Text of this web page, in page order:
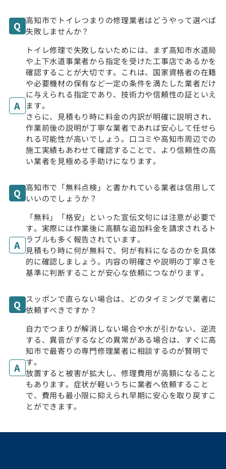
高知市でトイレつまりの修理業者はどうやって選べば
失敗しませんか？
トイレ修理で失敗しないためには、まず高知市水道局
や上下水道事業者から指定を受けた工事店であるかを
確認することが大切です。これは、国家資格者の在籍
や必要機材の保有など一定の条件を満たした業者だけ
に与えられる指定であり、技術力や信頼性の証といえ
ます。
さらに、見積もり時に料金の内訳が明確に説明され、
作業前後の説明が丁寧な業者であれば安心して任せら
れる可能性が高いでしょう。口コミや高知市周辺での
施工実績もあわせて確認することで、より信頼性の高
い業者を見極める手助けになります。
高知市で「無料点検」と書かれている業者は信用して
いいのでしょうか？
「無料」「格安」といった宣伝文句には注意が必要で
す。実際には作業後に高額な追加料金を請求されるト
ラブルも多く報告されています。
見積もり時に何が無料で、何が有料になるのかを具体
的に確認しましょう。内容の明確さや説明の丁寧さを
基準に判断することが安心な依頼につながります。
スッポンで直らない場合は、どのタイミングで業者に
依頼すべきですか？
自力でつまりが解消しない場合や水が引かない、逆流
する、異音がするなどの異常がある場合は、すぐに高
知市で最寄りの専門修理業者に相談するのが賢明で
す。
放置すると被害が拡大し、修理費用が高額になること
もあります。症状が軽いうちに業者へ依頼すること
で、費用も最小限に抑えられ早期に安心を取り戻すこ
とができます。